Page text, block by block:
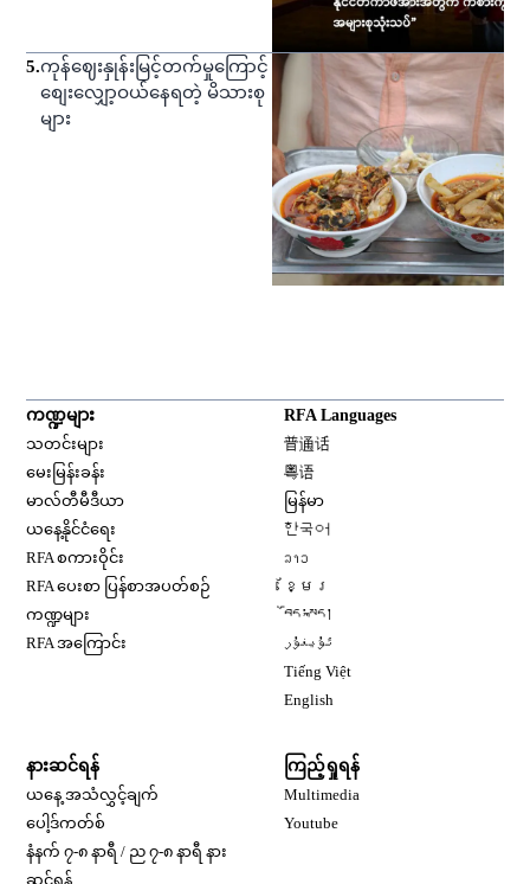
5.ကုန်ဈေးနှုန်းမြင့်တက်မှုကြောင့်
စျေးလျှော့ဝယ်နေရတဲ့ မိသားစု
များ
ကဏ္ဍများ
သတင်းများ
မေးမြန်းခန်း
မာလ်တီမီဒီယာ
ယနေ့နိုင်ငံရေး
RFA စကားဝိုင်း
RFA ပေးစာ ပြန်စာအပတ်စဉ်
ကဏ္ဍများ
RFA အကြောင်း
RFA Languages
普通话
粤语
မြန်မာ
한국어
ລາວ
ខ្មែរ
བོད་སྐད།
ئۇيغۇر
Tiếng Việt
English
နားဆင်ရန်
ယနေ့ အသံလွှင့်ချက်
ပေါ့ဒ်ကတ်စ်
နံနက် ၇-၈ နာရီ / ည ၇-၈ နာရီ နား
ဆင်ရန်
ကြည့်ရှုရန်
Multimedia
Youtube